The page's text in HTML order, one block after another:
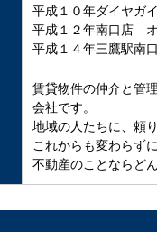
平成１０年ダイヤガ
平成１２年南口店
平成１４年三鷹駅南
賃貸物件の仲介と管
会社です。
地域の人たちに、頼
これからも変わらず
不動産のことならど